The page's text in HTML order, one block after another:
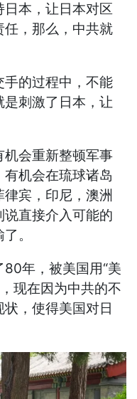
本，让日本对区
，那么，中共就
的过程中，不能
刺激了日本，让
机会重新整顿军事
机会在琉球诸岛
宾，印尼，澳洲
直接介入可能的
。
年，被美国用“美
现在因为中共的不
，使得美国对日